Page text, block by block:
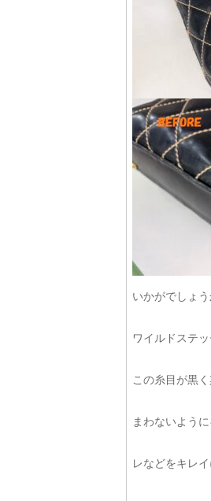
いかがでしょう
ワイルドステ
この糸目が黒
まわないよう
レなどをキレ